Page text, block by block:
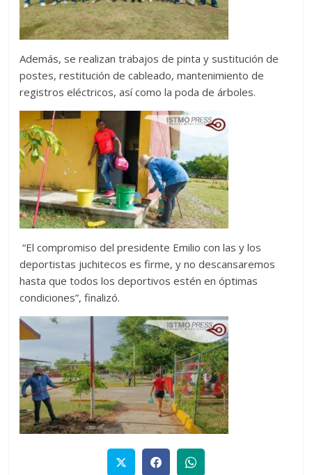
Además, se realizan trabajos de pinta y sustitución de
postes, restitución de cableado, mantenimiento de
registros eléctricos, así como la poda de árboles.
“El compromiso del presidente Emilio con las y los
deportistas juchitecos es firme, y no descansaremos
hasta que todos los deportivos estén en óptimas
condiciones”, finalizó.